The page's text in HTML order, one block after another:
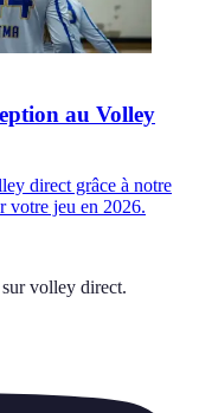
au Volley
direct grâce à notre
votre jeu en 2026.
volley direct.